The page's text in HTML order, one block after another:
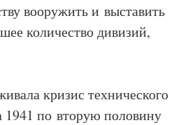
вооружить и выставить
количество дивизий,
кризис технического
1941 по вторую половину